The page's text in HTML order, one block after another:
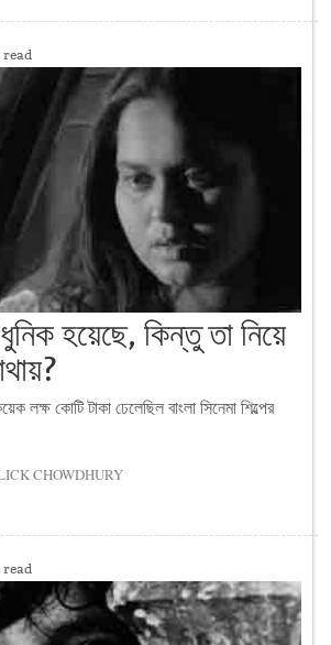
হয়েছে, কিন্তু তা নিয়ে
লক্ষ কোটি টাকা ঢেলেছিল বাংলা সিনেমা শিল্পের
CHOWDHURY